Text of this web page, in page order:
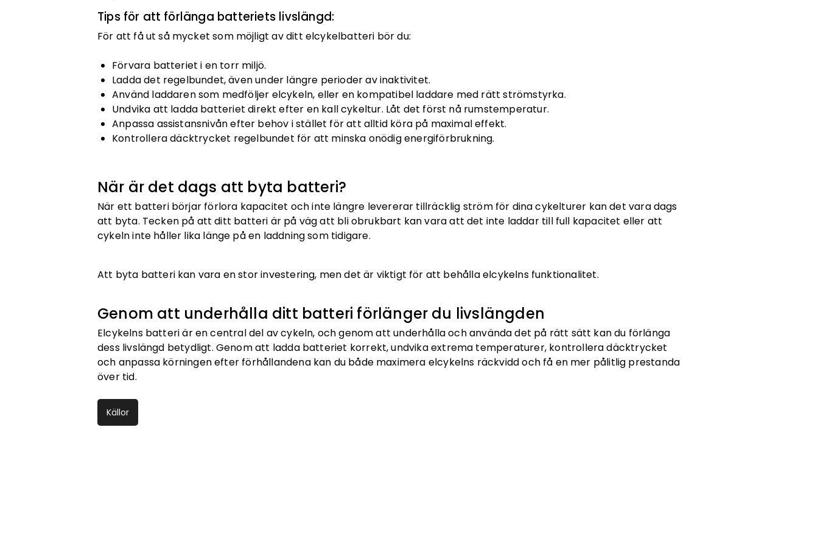
Tips för att förlänga batteriets livslängd:
För att få ut så mycket som möjligt av ditt elcykelbatteri bör du:
Förvara batteriet i en torr miljö.
Ladda det regelbundet, även under längre perioder av inaktivitet.
Använd laddaren som medföljer elcykeln, eller en kompatibel laddare med rätt strömstyrka.
Undvika att ladda batteriet direkt efter en kall cykeltur. Låt det först nå rumstemperatur.
Anpassa assistansnivån efter behov i stället för att alltid köra på maximal effekt.
Kontrollera däcktrycket regelbundet för att minska onödig energiförbrukning.
När är det dags att byta batteri?
När ett batteri börjar förlora kapacitet och inte längre levererar tillräcklig ström för dina cykelturer kan det vara dags
att byta. Tecken på att ditt batteri är på väg att bli obrukbart kan vara att det inte laddar till full kapacitet eller att
cykeln inte håller lika länge på en laddning som tidigare.
Att byta batteri kan vara en stor investering, men det är viktigt för att behålla elcykelns funktionalitet.
Genom att underhålla ditt batteri förlänger du livslängden
Elcykelns batteri är en central del av cykeln, och genom att underhålla och använda det på rätt sätt kan du förlänga
dess livslängd betydligt. Genom att ladda batteriet korrekt, undvika extrema temperaturer, kontrollera däcktrycket
och anpassa körningen efter förhållandena kan du både maximera elcykelns räckvidd och få en mer pålitlig prestanda
över tid.
Källor